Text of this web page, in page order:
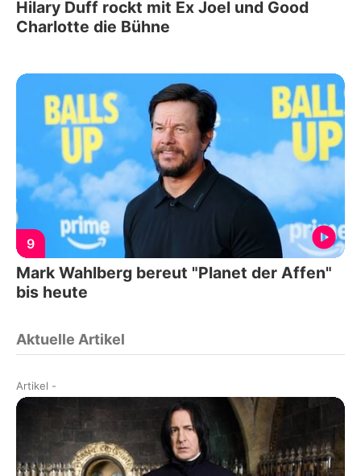
Hilary Duff rockt mit Ex Joel und Good
Charlotte die Bühne
9
Mark Wahlberg bereut "Planet der Affen"
bis heute
Aktuelle Artikel
Artikel -